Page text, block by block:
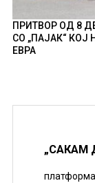
ПРИТВОР ОД 8
СО „ПАЈАК“
ЕВРА
„САКАМ